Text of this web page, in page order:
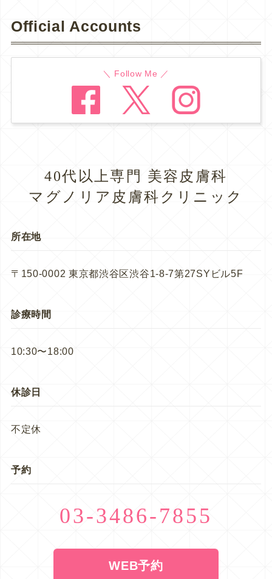
Official Accounts
＼ Follow Me ／
40代以上専門 美容皮膚科
マグノリア皮膚科クリニック
所在地
〒150-0002 東京都渋谷区渋谷1-8-7第27SYビル5F
診療時間
10:30〜18:00
休診日
不定休
予約
03-3486-7855
WEB予約